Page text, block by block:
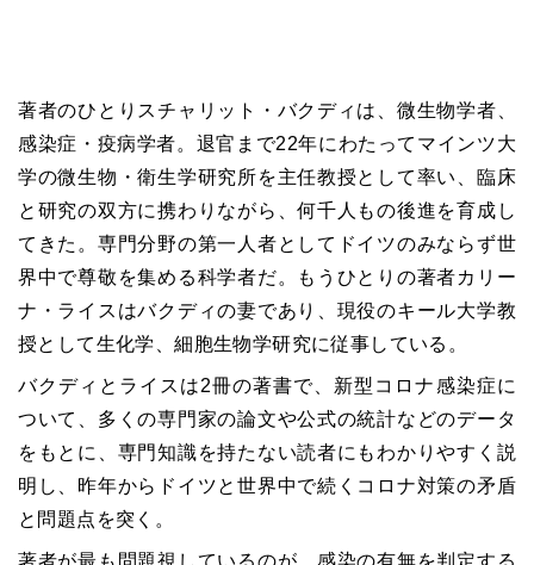
著者のひとりスチャリット・バクディは、微生物学者、
感染症・疫病学者。退官まで22年にわたってマインツ大
学の微生物・衛生学研究所を主任教授として率い、臨床
と研究の双方に携わりながら、何千人もの後進を育成し
てきた。専門分野の第一人者としてドイツのみならず世
界中で尊敬を集める科学者だ。もうひとりの著者カリー
ナ・ライスはバクディの妻であり、現役のキール大学教
授として生化学、細胞生物学研究に従事している。
バクディとライスは2冊の著書で、新型コロナ感染症に
ついて、多くの専門家の論文や公式の統計などのデータ
をもとに、専門知識を持たない読者にもわかりやすく説
明し、昨年からドイツと世界中で続くコロナ対策の矛盾
と問題点を突く。
著者が最も問題視しているのが、感染の有無を判定する